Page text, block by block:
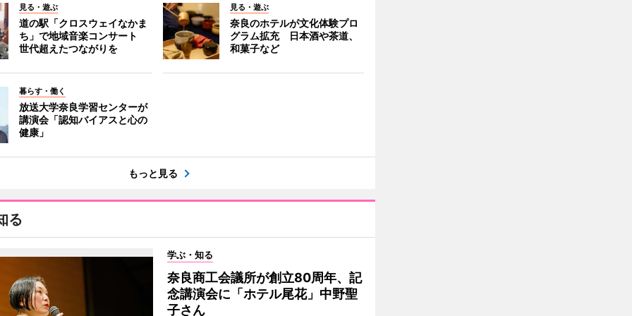
見る・遊ぶ
道の駅「クロスウェイなかま
ち」で地域音楽コンサート
世代超えたつながりを
見る・遊ぶ
奈良のホテルが文化体験プロ
グラム拡充 日本酒や茶道、
和菓子など
暮らす・働く
放送大学奈良学習センターが
講演会「認知バイアスと心の
健康」
もっと見る
る
学ぶ・知る
奈良商工会議所が創立80周年、記
念講演会に「ホテル尾花」中野聖
子さん